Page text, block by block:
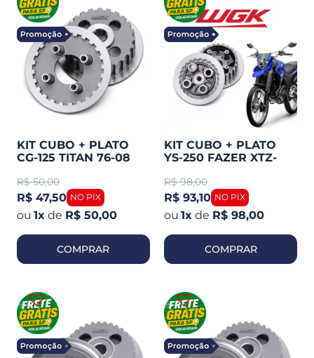
KIT CUBO + PLATO
CG-125 TITAN 76-08
150 (WGK) 10118501
R$ 50,00
R$ 47,50
1x de R$ 50,00
COMPRAR
KIT CUBO + PLATO
YS-250 FAZER XTZ-
TENERE (WGK)
10118551
R$ 98,00
R$ 93,10
1x de R$ 98,00
COMPRAR